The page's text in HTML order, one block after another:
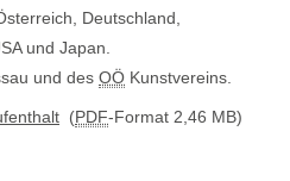
Deutschland,
und Japan.
und des OÖ Kunstvereins.
(PDF-Format 2,46 MB)